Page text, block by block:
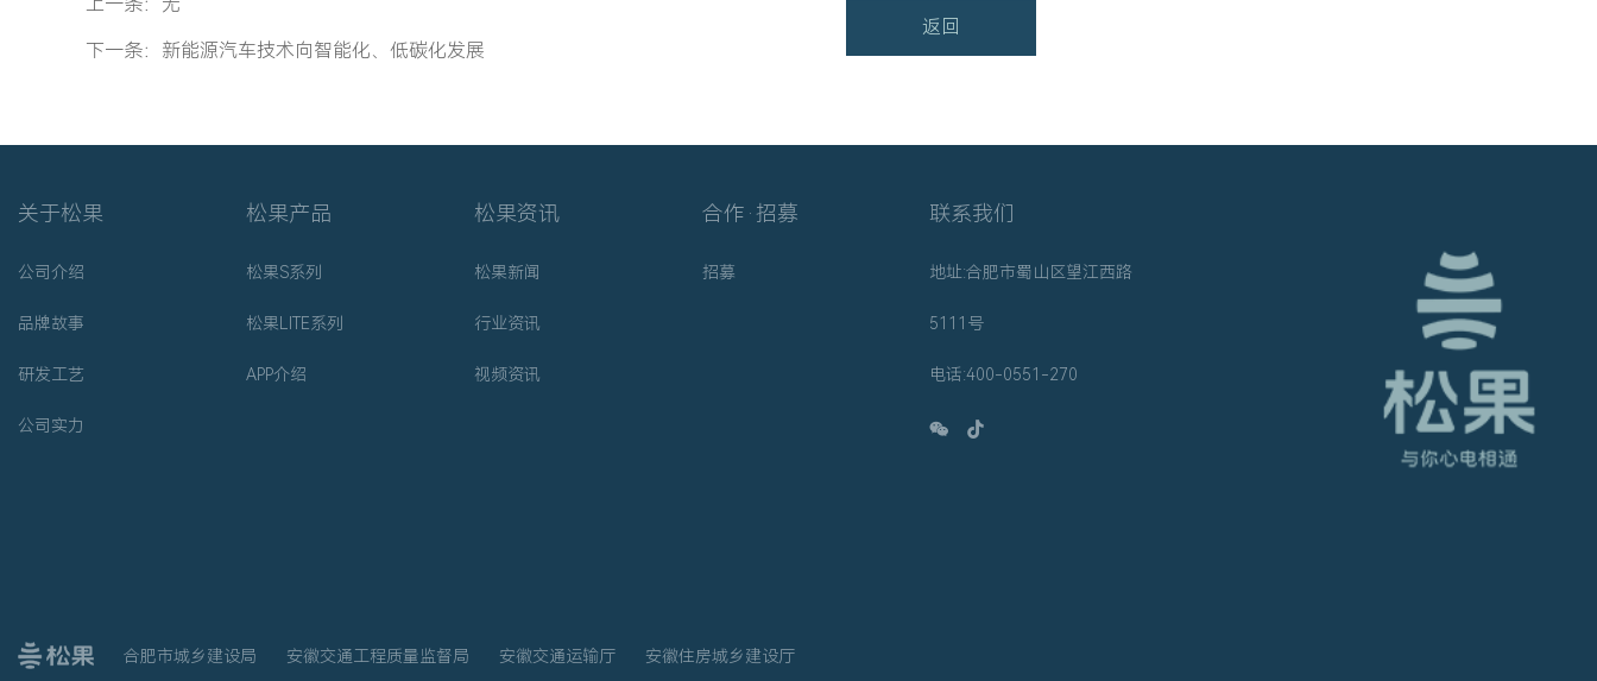
下一条： 新能源汽车技术向智能化、低碳化发展
返回
关于松果
公司介绍
品牌故事
研发工艺
公司实力
松果产品
松果S系列
松果LITE系列
APP介绍
松果资讯
松果新闻
行业资讯
视频资讯
合作·招募
招募
联系我们
地址:合肥市蜀山区望江西路
5111号
电话:400-0551-270
合肥市城乡建设局 安徽交通工程质量监督局 安徽交通运输厅 安徽住房城乡建设厅